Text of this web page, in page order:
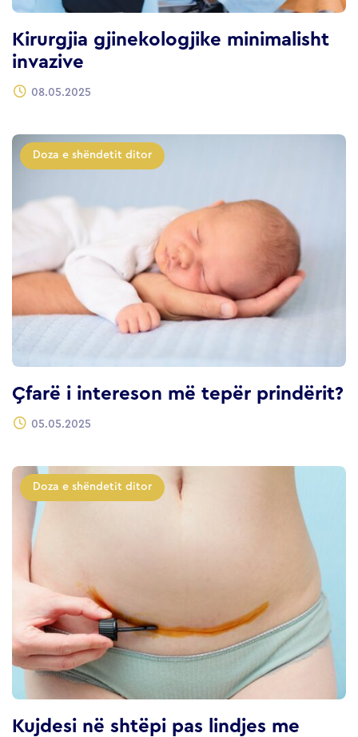
Kirurgjia gjinekologjike minimalisht
invazive
08.05.2025
Doza e shëndetit ditor
Çfarë i intereson më tepër prindërit?
05.05.2025
Doza e shëndetit ditor
Kujdesi në shtëpi pas lindjes me